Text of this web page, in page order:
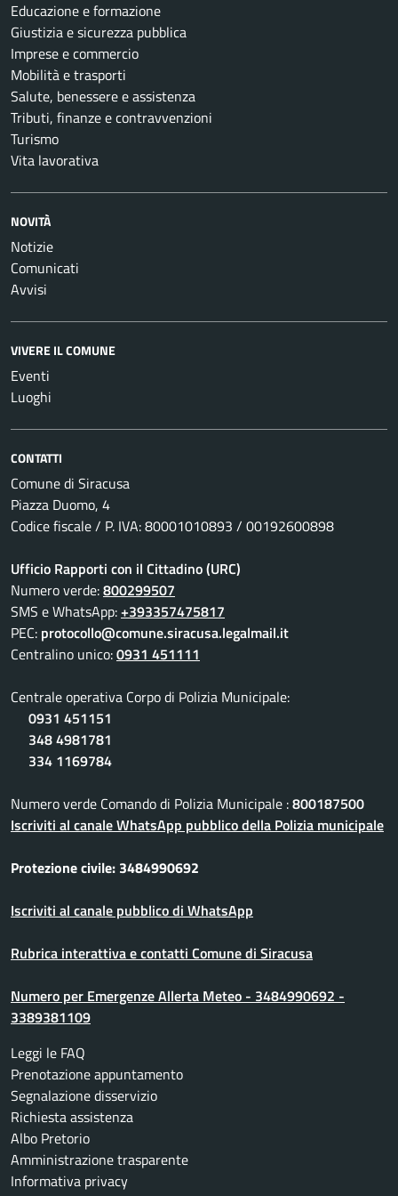
Educazione e formazione
Giustizia e sicurezza pubblica
Imprese e commercio
Mobilità e trasporti
Salute, benessere e assistenza
Tributi, finanze e contravvenzioni
Turismo
Vita lavorativa
NOVITÀ
Notizie
Comunicati
Avvisi
VIVERE IL COMUNE
Eventi
Luoghi
CONTATTI
Comune di Siracusa
Piazza Duomo, 4
Codice fiscale / P. IVA: 80001010893 / 00192600898
Ufficio Rapporti con il Cittadino (URC)
Numero verde:800299507
SMS e WhatsApp:+393357475817
PEC: protocollo@comune.siracusa.legalmail.it
Centralino unico:0931 451111
Centrale operativa Corpo di Polizia Municipale:
0931 451151
348 4981781
334 1169784
Numero verde Comando di Polizia Municipale :800187500
Iscriviti al canale WhatsApp pubblico della Polizia municipale
Protezione civile: 3484990692
Iscriviti al canale pubblico di WhatsApp
Rubrica interattiva e contatti Comune di Siracusa
Numero per Emergenze Allerta Meteo - 3484990692 -
3389381109
Leggi le FAQ
Prenotazione appuntamento
Segnalazione disservizio
Richiesta assistenza
Albo Pretorio
Amministrazione trasparente
Informativa privacy